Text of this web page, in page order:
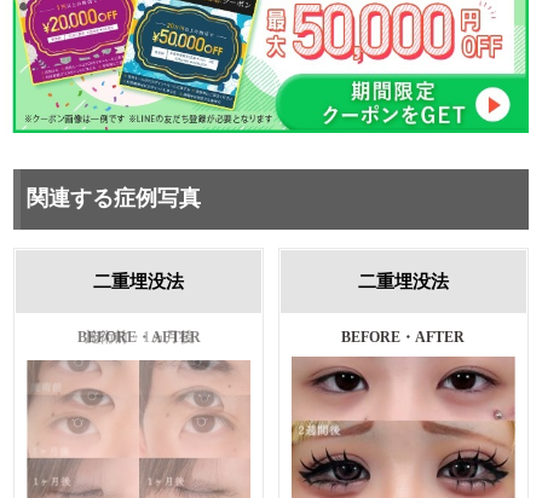
関連する症例写真
二重埋没法
施術前・1ヵ月後
二重埋没法
BEFORE・AFTER